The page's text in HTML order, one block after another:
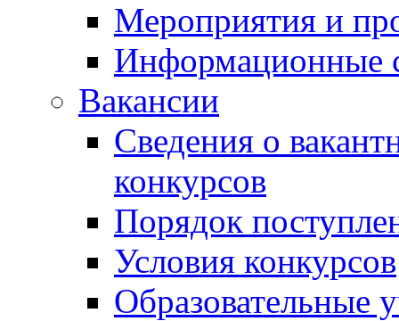
Мероприятия и
Информационные
Вакансии
Сведения о
конкурсов
Порядок
Условия конкурсов
Образовательные